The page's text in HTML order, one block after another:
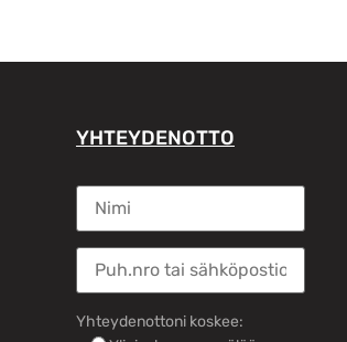
YHTEYDENOTTO
Yhteydenottoni koskee: